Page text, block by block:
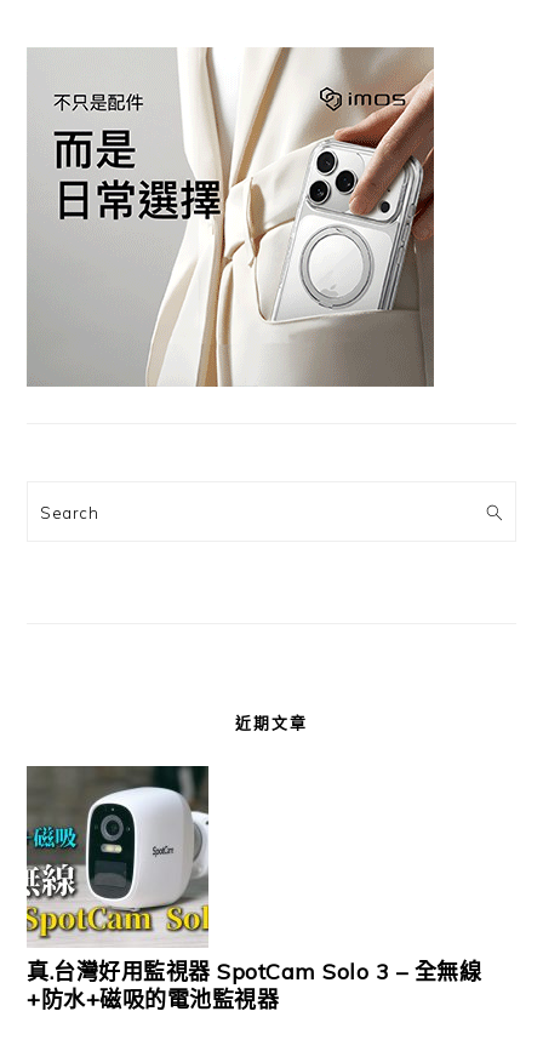
Search
近期文章
真.台灣好用監視器 SpotCam Solo 3 – 全無線
+防水+磁吸的電池監視器